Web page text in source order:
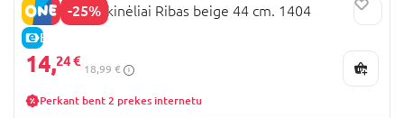
-25%
E-KAINA
LORITA marškinėliai Ribas beige 44 cm. 1404
14,24 €
18,99 €
Perkant bent 2 prekes internetu